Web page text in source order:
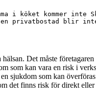
i köket kommer inte
Det måste
som kan vara en risk i
sjukdom som kan
det finns risk för direkt